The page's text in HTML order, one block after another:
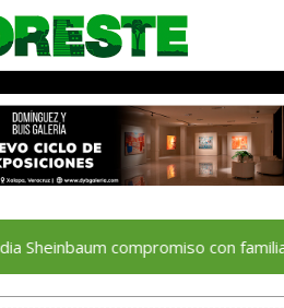
compromiso con familias de